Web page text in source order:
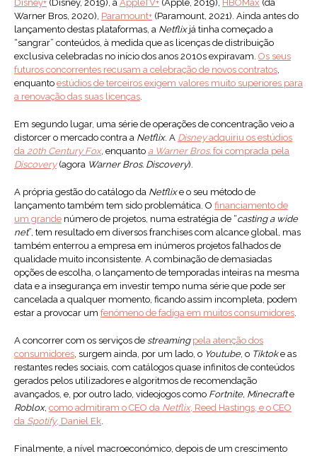
Disney+ (Disney, 2019), a AppleTV+ (Apple, 2019), HBOMax (da
Warner Bros, 2020), Paramount+ (Paramount, 2021). Ainda antes do
lançamento destas plataformas, a Netflixjá tinha começado a
“sangrar” conteúdos, à medida que as licenças de distribuição
exclusiva celebradas no início dos anos 2010s expiravam. Os seus
futuros concorrentes recusam a celebração de novos contratos,
enquanto estúdios de terceiros exigem valores muito superiores para
a renovação das suas licenças.
Em segundo lugar, uma série de operações de concentração veio a
distorcer o mercado contra a Netflix. A Disneyadquiriu os estúdios
da 20th Century Fox, enquanto a Warner Bros. foi comprada pela
Discovery(agora Warner Bros. Discovery).
A própria gestão do catálogo da Netflixe o seu método de
lançamento também tem sido problemática. O financiamento de
um grande número de projetos, numa estratégia de “casting a wide
net”, tem resultado em diversos franchises com alcance global, mas
também enterrou a empresa em inúmeros projetos falhados de
qualidade muito inconsistente. A combinação de demasiadas
opções de escolha, o lançamento de temporadas inteiras na mesma
data e a insegurança em investir tempo numa série que pode ser
cancelada a qualquer momento, ficando assim incompleta, podem
estar a provocar um fenómeno de fadiga em muitos consumidores.
A concorrer com os serviços de streaming pela atenção dos
consumidores, surgem ainda, por um lado, o Youtube, o Tiktoke as
restantes redes sociais, com catálogos quase infinitos de conteúdos
gerados pelos utilizadores e algoritmos de recomendação
avançados, e, por outro lado, videojogos como Fortnite, Minecrafte
Roblox, como admitiram o CEO da Netflix, Reed Hastings, e o CEO
da Spotify, Daniel Ek.
Finalmente, a nível macroeconómico, depois de um crescimento